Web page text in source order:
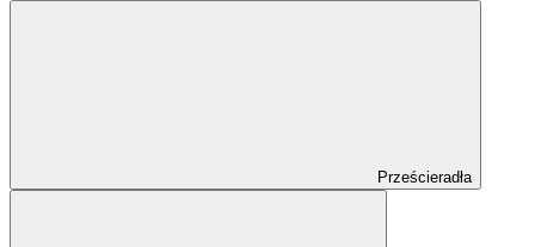
Prześcieradła